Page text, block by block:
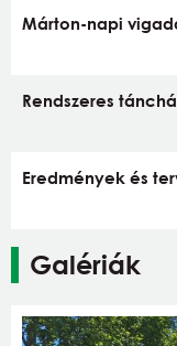
Márton-napi
Rendszeres
Eredmények és
Galériák